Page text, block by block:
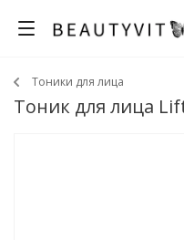
Тоники для лица
Тоник для лица